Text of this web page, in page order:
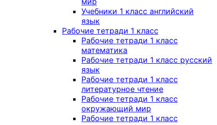
Учебники 1 класс английский
язык
Рабочие тетради 1 класс
Рабочие тетради 1 класс
математика
Рабочие тетради 1 класс русский
язык
Рабочие тетради 1 класс
литературное чтение
Рабочие тетради 1 класс
окружающий мир
Рабочие тетради 1 класс